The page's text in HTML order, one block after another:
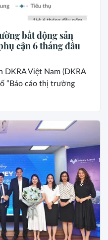
bất động sản
cận 6 tháng đầu
DKRA Việt Nam (DKRA
“Báo cáo thị trường